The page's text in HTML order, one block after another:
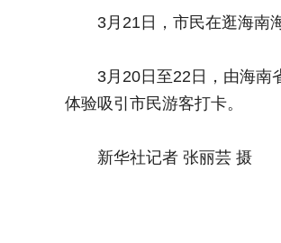
3月21日，市民在逛海南海
3月20日至22日，由海南省
体验吸引市民游客打卡。
新华社记者 张丽芸 摄